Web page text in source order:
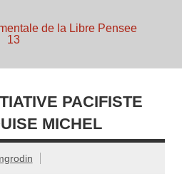
dieu ni maitre
PACIFISTE
MICHEL